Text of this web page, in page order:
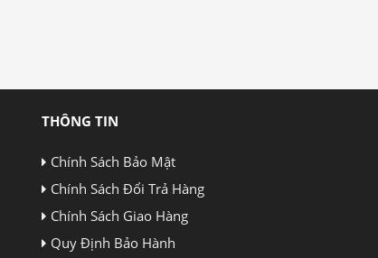
THÔNG TIN
Chính Sách Bảo Mật
Chính Sách Đổi Trả Hàng
Chính Sách Giao Hàng
Quy Định Bảo Hành